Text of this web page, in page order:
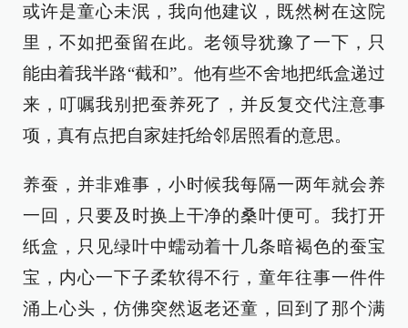
或许是童心未泯，我向他建议，既然树在这院
里，不如把蚕留在此。老领导犹豫了一下，只
能由着我半路“截和”。他有些不舍地把纸盒递过
来，叮嘱我别把蚕养死了，并反复交代注意事
项，真有点把自家娃托给邻居照看的意思。
养蚕，并非难事，小时候我每隔一两年就会养
一回，只要及时换上干净的桑叶便可。我打开
纸盒，只见绿叶中蠕动着十几条暗褐色的蚕宝
宝，内心一下子柔软得不行，童年往事一件件
涌上心头，仿佛突然返老还童，回到了那个满